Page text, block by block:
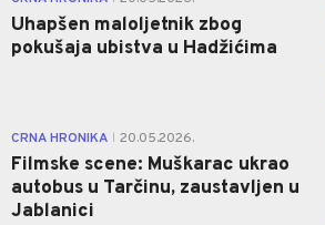
Uhapšen maloljetnik zbog
pokušaja ubistva u Hadžićima
CRNA HRONIKA 20.05.2026.
Filmske scene: Muškarac ukrao
autobus u Tarčinu, zaustavljen u
Jablanici